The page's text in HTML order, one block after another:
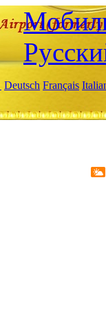
Deutsch Français